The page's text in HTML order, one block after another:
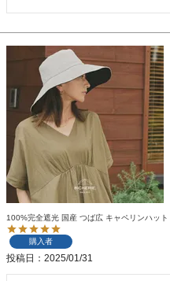
100%完全遮光 国産 つば広 キャペリンハット
購入者
投稿日 2025/01/31